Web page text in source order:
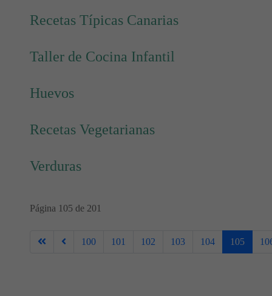
Recetas Típicas Canarias
Taller de Cocina Infantil
Huevos
Recetas Vegetarianas
Verduras
Página 105 de 201
100 101 102 103 104 105